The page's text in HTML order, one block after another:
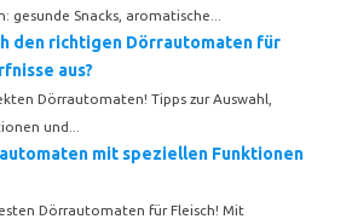
gesunde Snacks, aromatische...
den richtigen Dörrautomaten für
aus?
Dörrautomaten! Tipps zur Auswahl,
und...
mit speziellen Funktionen
Dörrautomaten für Fleisch! Mit